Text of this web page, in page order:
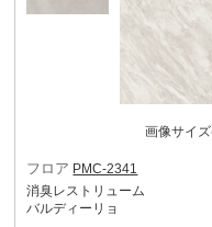
画像サイ
フロア PMC-2341
消臭レストリューム
バルディーリョ